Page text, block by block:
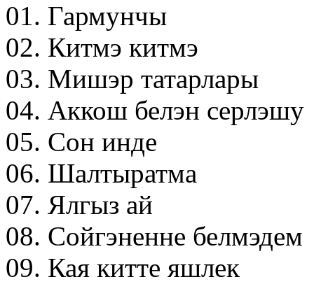
01. Гармунчы
02. Китмэ китмэ
03. Мишэр татарлары
04. Аккош белэн серлэшу
05. Сон инде
06. Шалтыратма
07. Ялгыз ай
08. Сойгэненне белмэдем
09. Кая китте яшлек